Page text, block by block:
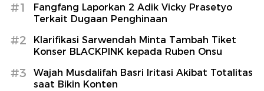
#1
Fangfang Laporkan 2 Adik Vicky Prasetyo
Terkait Dugaan Penghinaan
#2
Klarifikasi Sarwendah Minta Tambah Tiket
Konser BLACKPINK kepada Ruben Onsu
#3
Wajah Musdalifah Basri Iritasi Akibat Totalitas
saat Bikin Konten